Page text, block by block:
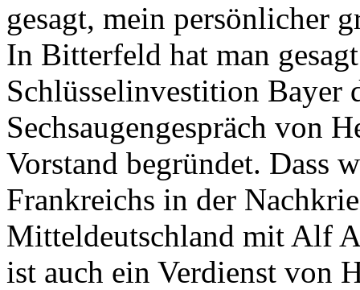
gesagt, mein persönlicher
In Bitterfeld hat man
Schlüsselinvestition Bayer
Sechsaugengespräch von
Vorstand begründet. Dass
Frankreichs in der
Mitteldeutschland mit Alf
ist auch ein Verdienst von